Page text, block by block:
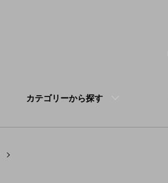
カテゴリーから探す